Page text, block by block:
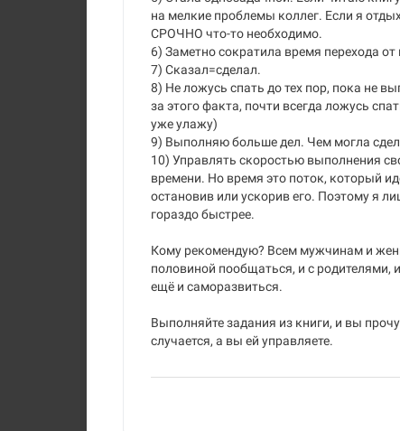
на мелкие проблемы коллег. Если я
СРОЧНО что-то необходимо.
6) Заметно сократила время перехода
7) Сказал=сделал.
8) Не ложусь спать до тех пор, пока не
за этого факта, почти всегда ложусь
уже улажу)
9) Выполняю больше дел. Чем могла
10) Управлять скоростью выполнения
времени. Но время это поток, который
остановив или ускорив его. Поэтому я
гораздо быстрее.
Кому рекомендую? Всем мужчинам и
половиной пообщаться, и с родителями,
ещё и саморазвиться.
Выполняйте задания из книги, и вы
случается, а вы ей управляете.